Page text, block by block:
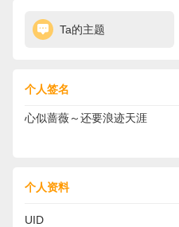
Ta的主题
个人签名
心似蔷薇～还要浪迹天涯
个人资料
UID